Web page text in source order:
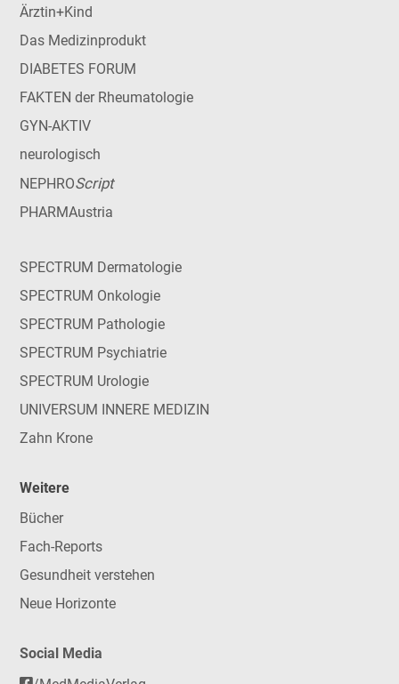
Ärztin+Kind
Das Medizinprodukt
DIABETES FORUM
FAKTEN der Rheumatologie
GYN-AKTIV
neurologisch
NEPHROScript
PHARMAustria
SPECTRUM Dermatologie
SPECTRUM Onkologie
SPECTRUM Pathologie
SPECTRUM Psychiatrie
SPECTRUM Urologie
UNIVERSUM INNERE MEDIZIN
Zahn Krone
Weitere
Bücher
Fach-Reports
Gesundheit verstehen
Neue Horizonte
Social Media